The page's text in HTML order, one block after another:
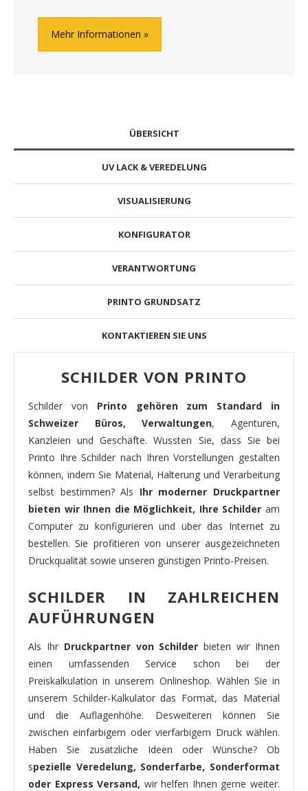
Mehr Informationen
ÜBERSICHT
UV LACK & VEREDELUNG
VISUALISIERUNG
KONFIGURATOR
VERANTWORTUNG
PRINTO GRUNDSATZ
KONTAKTIEREN SIE UNS
SCHILDER VON PRINTO
Schilder von Printo gehören zum Standard in
Schweizer Büros, Verwaltungen, Agenturen,
Kanzleien und Geschäfte. Wussten Sie, dass Sie bei
Printo Ihre Schilder nach Ihren Vorstellungen gestalten
können, indem Sie Material, Halterung und Verarbeitung
selbst bestimmen? Als Ihr moderner Druckpartner
bieten wir Ihnen die Möglichkeit, Ihre Schilder am
Computer zu konfigurieren und über das Internet zu
bestellen. Sie profitieren von unserer ausgezeichneten
Druckqualität sowie unseren günstigen Printo-Preisen.
SCHILDER IN ZAHLREICHEN
AUFÜHRUNGEN
Als Ihr Druckpartner von Schilderbieten wir Ihnen
einen umfassenden Service schon bei der
Preiskalkulation in unserem Onlineshop. Wählen Sie in
unserem Schilder-Kalkulator das Format, das Material
und die Auflagenhöhe. Desweiteren können Sie
zwischen einfarbigem oder vierfarbigem Druck wählen.
Haben Sie zusätzliche Ideen oder Wünsche? Ob
spezielle Veredelung, Sonderfarbe, Sonderformat
oder Express Versand, wir helfen Ihnen gerne weiter.